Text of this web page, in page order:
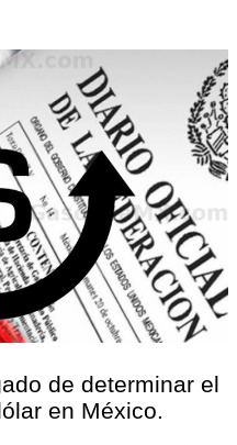
de determinar el
en México.